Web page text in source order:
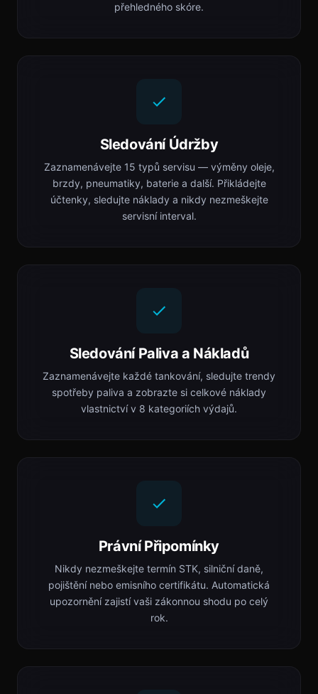
přehledného skóre.
Sledování Údržby
Zaznamenávejte 15 typů servisu — výměny oleje,
brzdy, pneumatiky, baterie a další. Přikládejte
účtenky, sledujte náklady a nikdy nezmeškejte
servisní interval.
Sledování Paliva a Nákladů
Zaznamenávejte každé tankování, sledujte trendy
spotřeby paliva a zobrazte si celkové náklady
vlastnictví v 8 kategoriích výdajů.
Právní Připomínky
Nikdy nezmeškejte termín STK, silniční daně,
pojištění nebo emisního certifikátu. Automatická
upozornění zajistí vaši zákonnou shodu po celý
rok.